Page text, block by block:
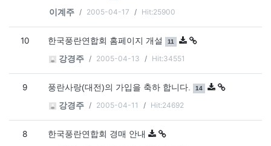
이계주 2005-04-17 Hit:25900
10 한국풍란연합회 홈페이지 개설 댓글
11 개
강경주 2005-04-13 Hit:34551
9 풍란사랑(대전)의 가입을 축하 합니다. 댓글
14 개
강경주 2005-04-11 Hit:24692
8
한국풍란연합회 경매 안내